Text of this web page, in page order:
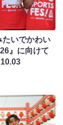
たいでかわい
』に向けて